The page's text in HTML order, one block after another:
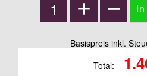
Basispreis inkl.
Total: